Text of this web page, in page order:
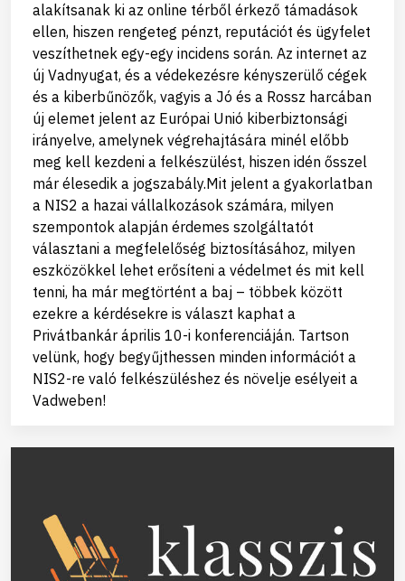
alakítsanak ki az online térből érkező támadások
ellen, hiszen rengeteg pénzt, reputációt és ügyfelet
veszíthetnek egy-egy incidens során. Az internet az
új Vadnyugat, és a védekezésre kényszerülő cégek
és a kiberbűnözők, vagyis a Jó és a Rossz harcában
új elemet jelent az Európai Unió kiberbiztonsági
irányelve, amelynek végrehajtására minél előbb
meg kell kezdeni a felkészülést, hiszen idén ősszel
már élesedik a jogszabály.Mit jelent a gyakorlatban
a NIS2 a hazai vállalkozások számára, milyen
szempontok alapján érdemes szolgáltatót
választani a megfelelőség biztosításához, milyen
eszközökkel lehet erősíteni a védelmet és mit kell
tenni, ha már megtörtént a baj – többek között
ezekre a kérdésekre is választ kaphat a
Privátbankár április 10-i konferenciáján. Tartson
velünk, hogy begyűjthessen minden információt a
NIS2-re való felkészüléshez és növelje esélyeit a
Vadweben!